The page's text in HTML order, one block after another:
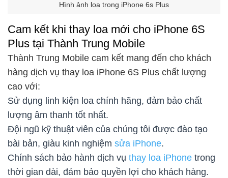
Hình ảnh loa trong iPhone 6s Plus
Cam kết khi thay loa mới cho iPhone 6S
Plus tại Thành Trung Mobile
Thành Trung Mobile cam kết mang đến cho khách
hàng dịch vụ thay loa iPhone 6S Plus chất lượng
cao với:
Sử dụng linh kiện loa chính hãng, đảm bảo chất
lượng âm thanh tốt nhất.
Đội ngũ kỹ thuật viên của chúng tôi được đào tạo
bài bản, giàu kinh nghiệm sửa iPhone.
Chính sách bảo hành dịch vụ thay loa iPhone trong
thời gian dài, đảm bảo quyền lợi cho khách hàng.